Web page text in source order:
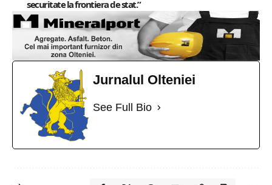
securitate la frontiera de stat.”
Jurnalul Olteniei
See Full Bio